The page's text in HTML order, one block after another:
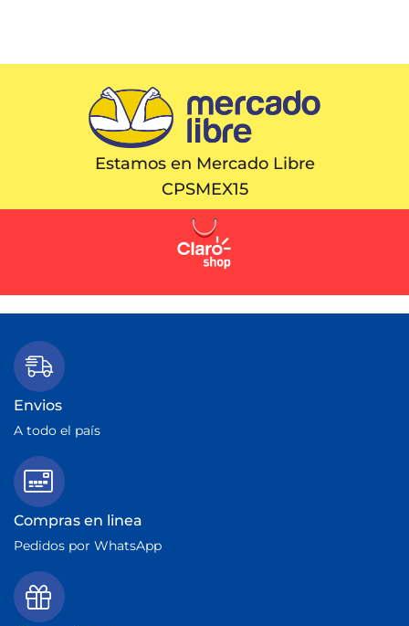
Estamos en Mercado Libre
CPSMEX15
Envios
A todo el país
Compras en linea
Pedidos por WhatsApp